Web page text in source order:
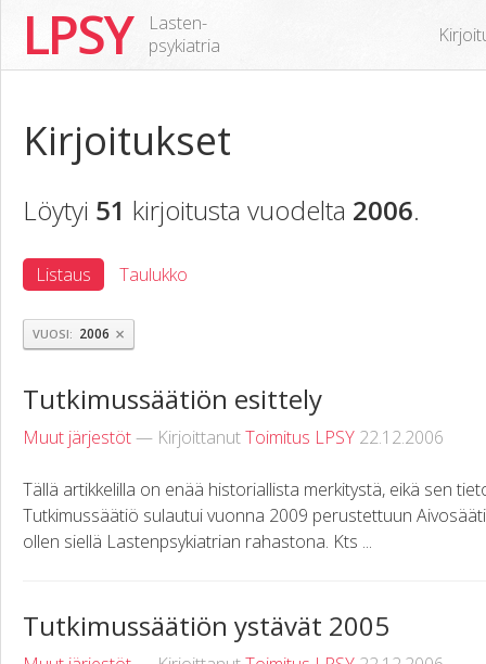
LPSY
Lasten-
psykiatria
Kirjoitukset
Löytyi 51 kirjoitusta vuodelta 2006.
Listaus Taulukko
VUOSI 2006 ×
Tutkimussäätiön esittely
Muut järjestöt— KirjoittanutToimitus LPSY 22.12.2006
Tällä artikkelilla on enää historiallista merkitystä, eikä sen
Tutkimussäätiö sulautui vuonna 2009 perustettuun
ollen siellä Lastenpsykiatrian rahastona. Kts ...
Tutkimussäätiön ystävät 2005